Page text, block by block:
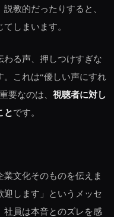
教的だったりすると、
しまいます。
る声、押しつけすぎな
これは“優しい声にすれ
要なのは、 視聴者に対し
とです。
文化そのものを伝えま
します」というメッセ
社員は本音とのズレを感